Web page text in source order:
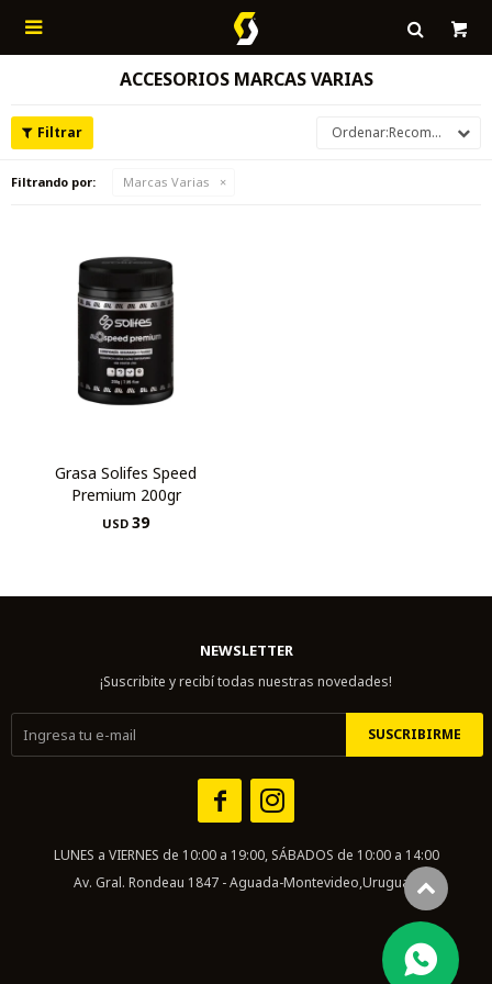

ACCESORIOS MARCAS VARIAS
Recomendados
Filtrando por: Marcas Varias
Grasa Solifes Speed
Premium 200gr
USD 39
NEWSLETTER
¡Suscribite y recibí todas nuestras novedades!
SUSCRIBIRME
 
LUNES a VIERNES de 10:00 a 19:00, SÁBADOS de 10:00 a 14:00
Av. Gral. Rondeau 1847 - Aguada-Montevideo,Uruguay.